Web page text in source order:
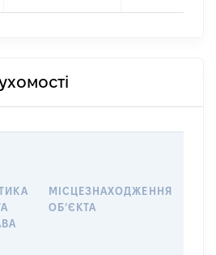
МІСЦЕЗНАХОДЖЕННЯ
ОБʼЄКТА